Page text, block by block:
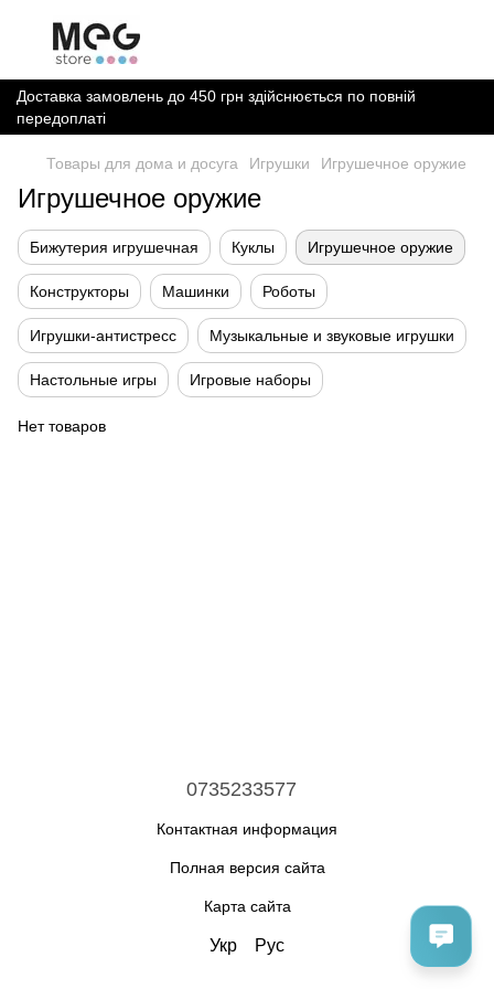
Доставка замовлень до 450 грн здійснюється по повній
передоплаті
Товары для дома и досуга Игрушки Игрушечное оружие
Игрушечное оружие
Бижутерия игрушечная Куклы Игрушечное оружие
Конструкторы Машинки Роботы
Игрушки-антистресс Музыкальные и звуковые игрушки
Настольные игры Игровые наборы
Нет товаров
0735233577
Контактная информация
Полная версия сайта
Карта сайта
Укр Рус